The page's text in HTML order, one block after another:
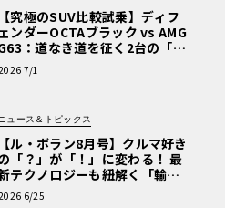
【究極のSUV比較試乗】ディフ
ェンダーOCTAブラック vs AMG
：道なき道を征く2台の「対
極的アプローチ」
7/1
ュース＆トピックス
【ル・ボラン8月号】クルマ好き
「？」が「！」に変わる！ 最
テクノロジーも紐解く「輸入
Q&A」
6/25